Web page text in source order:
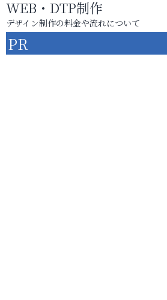
WEB・DTP制作
デザイン制作の料金や流れについて
PR